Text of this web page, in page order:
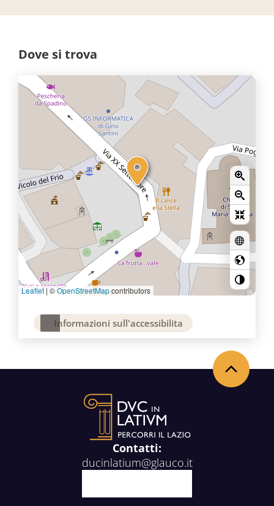
Dove si trova
Leaflet| ©OpenStreetMapcontributors
Informazioni sull'accessibilita
Contatti:
ducinlatium@glauco.it
Torna in alto